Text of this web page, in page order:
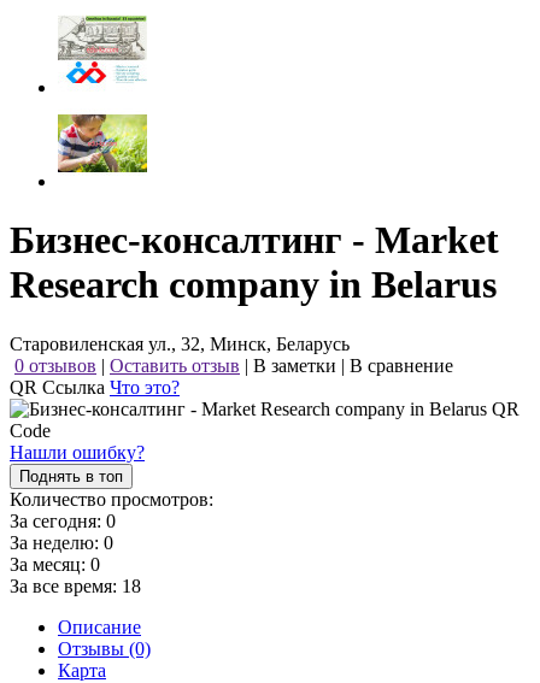
Бизнес-консалтинг - Market
Research company in Belarus
Старовиленская ул., 32, Минск, Беларусь
0 отзывов | Оставить отзыв | В заметки | В сравнение
QR Ссылка Что это?
Нашли ошибку?
Поднять в топ
Количество просмотров:
За сегодня: 0
За неделю: 0
За месяц: 0
За все время: 18
Описание
Отзывы (0)
Карта